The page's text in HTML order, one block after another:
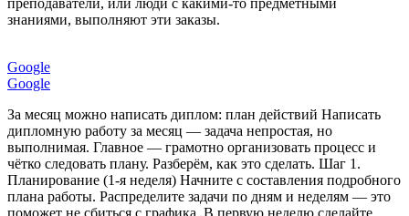
преподаватели, или люди с какими-то предметными
знаниями, выполняют эти заказы.
Google
Google
За месяц можно написать диплом: план действий Написать
дипломную работу за месяц — задача непростая, но
выполнимая. Главное — грамотно организовать процесс и
чётко следовать плану. Разберём, как это сделать. Шаг 1.
Планирование (1‑я неделя) Начните с составления подробного
плана работы. Распределите задачи по дням и неделям — это